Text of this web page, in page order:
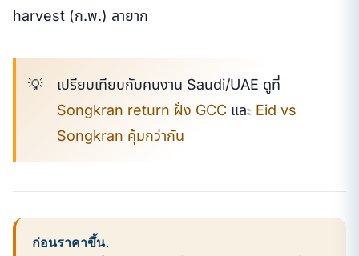
harvest (ก.พ.) ลายาก
เปรียบเทียบกับคนงาน Saudi/UAE ดูที่
Songkran return ฝั่ง GCC และ Eid vs
Songkran คุ้มกว่ากัน
ก่อนราคาขึ้น.